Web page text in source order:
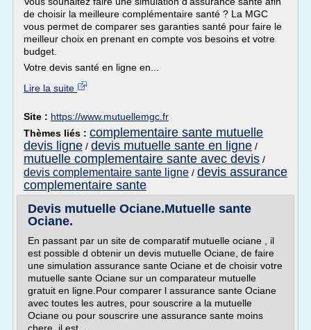
de choisir la meilleure complémentaire santé ? La MGC
vous permet de comparer ses garanties santé pour faire le
meilleur choix en prenant en compte vos besoins et votre
budget.
Votre devis santé en ligne en...
Lire la suite
Site : https://www.mutuellemgc.fr
Thèmes liés : complementaire sante mutuelle
devis ligne / devis mutuelle sante en ligne /
mutuelle complementaire sante avec devis /
devis complementaire sante ligne / devis assurance
complementaire sante
Devis mutuelle Ociane.Mutuelle sante
Ociane.
En passant par un site de comparatif mutuelle ociane , il
est possible d obtenir un devis mutuelle Ociane, de faire
une simulation assurance sante Ociane et de choisir votre
mutuelle sante Ociane sur un comparateur mutuelle
gratuit en ligne.Pour comparer l assurance sante Ociane
avec toutes les autres, pour souscrire a la mutuelle
Ociane ou pour souscrire une assurance sante moins